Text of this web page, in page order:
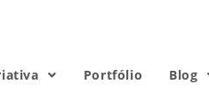
Portfólio Blog